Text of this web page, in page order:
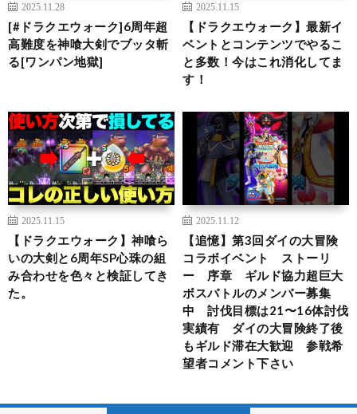
2025.11.28
[#ドラクエウォーク]6周年超
高難度を神喰大剣でブッタ斬
る[ワンパン地獄]
2025.11.15
【ドラクエウォーク】最新イ
ベントとコンテンツでやるこ
と多数！今はこれ消化してま
す！
2025.11.15
【ドラクエウォーク】神喰ら
いの大剣と6周年SP心珠の組
み合わせを色々と検証してき
た。
2025.11.12
【追憶】第3回ダイの大冒険
コラボイベント ストーリ
ー 序章 ギルド協力超巨大
ボスバトルのメンバー募集
中 討伐目標は21〜16体討伐
実績有 ダイの大冒険終了後
もギルド滞在大歓迎 参戦希
望者コメント下さい